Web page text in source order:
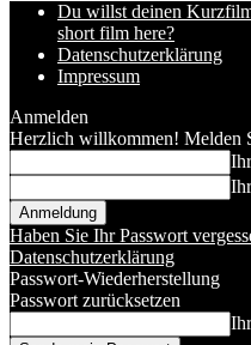
Du willst deinen
short film here?
Datenschutzerklärung
Impressum
Anmelden
Herzlich willkommen! Melden
Haben Sie Ihr Passwort
Datenschutzerklärung
Passwort-Wiederherstellung
Passwort zurücksetzen